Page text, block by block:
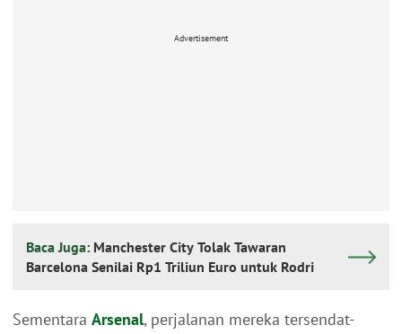
Advertisement
Baca Juga: Manchester City Tolak Tawaran
Barcelona Senilai Rp1 Triliun Euro untuk Rodri
Sementara Arsenal, perjalanan mereka tersendat-